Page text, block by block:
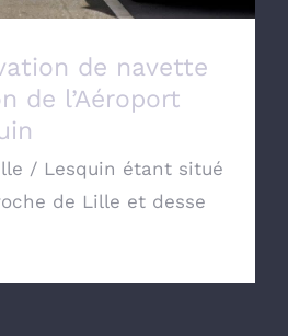
de navette
de l’Aéroport
/ Lesquin étant situé
de Lille et desse